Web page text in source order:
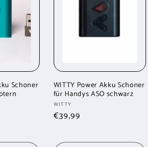
Schoner WITTY Power Akku Schoner
für Handys ASO schwarz
Anbieter:
WITTY
Normaler
€39,99